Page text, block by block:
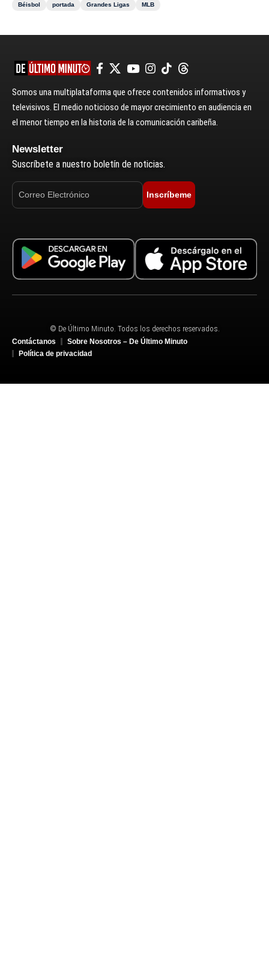
Béisbol
portada Grandes Ligas MLB
Somos una multiplataforma que ofrece contenidos informativos y
televisivos. El medio noticioso de mayor crecimiento en audiencia en
el menor tiempo en la historia de la comunicación caribeña.
Newsletter
Suscríbete a nuestro boletín de noticias.
Inscríbeme
© De Último Minuto. Todos los derechos reservados.
Contáctanos
Sobre Nosotros – De Último Minuto
Política de privacidad